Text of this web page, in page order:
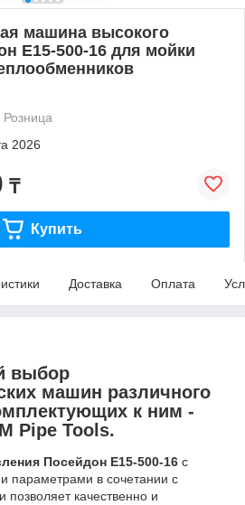
машина высокого
E15-500-16 для мойки
Розница
2026
₸
Купить
Доставка Оплата
выбор
машин различного
к ним -
Pipe Tools.
Посейдон E15-500-16 с
параметрами в сочетании с
качественно и